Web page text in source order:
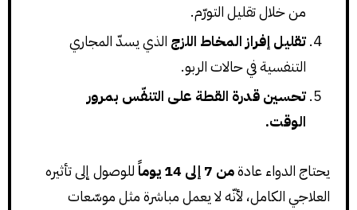
من خلال تقليل التورّم.
تقليل إفراز المخاط اللزج الذي يسدّ المجاري
التنفسية في حالات الربو.
تحسين قدرة القطة على التنفّس بمرور
الوقت.
يحتاج الدواء عادةمن 7 إلى 14 يوماً
للوصول إلى تأثيره
العلاجي الكامل، لأنّه لا يعمل مباشرة مثل موسّعات